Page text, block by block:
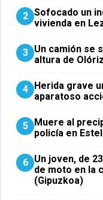
2 Sofocado un
vivienda en
3 Un camión se
altura de
4 Herida grave
aparatoso
5 Muere al
policía en
6 Un joven, de
de moto en la
(Gipuzkoa)